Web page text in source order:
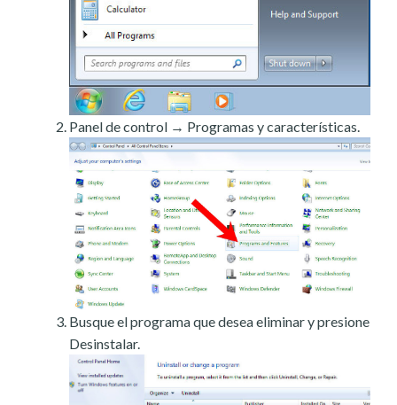
Panel de control → Programas y características.
Busque el programa que desea eliminar y presione
Desinstalar.